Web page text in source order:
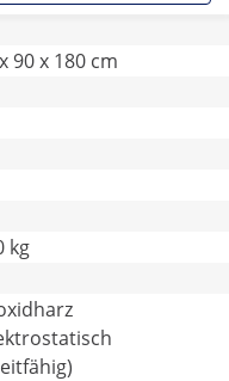
90 x 180 cm
kg